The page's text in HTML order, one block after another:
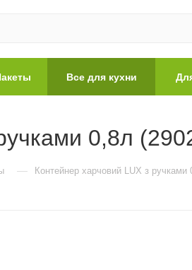
Все для кухни
0,8л
— Контейнер харчовий LUX з ручками